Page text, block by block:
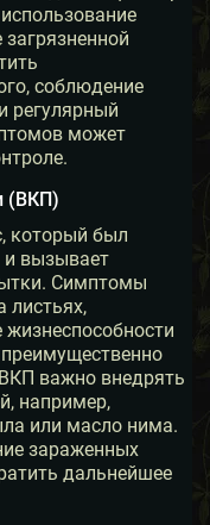
соблюдение
регулярный
может
(ВКП)
который был
и вызывает
Симптомы
преимущественно
важно внедрять
например,
или масло нима.
зараженных
дальнейшее